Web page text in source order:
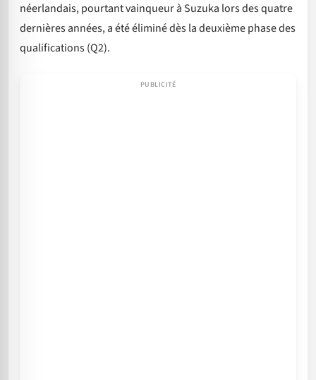
néerlandais, pourtant vainqueur à Suzuka lors des quatre
dernières années, a été éliminé dès la deuxième phase des
qualifications (Q2).